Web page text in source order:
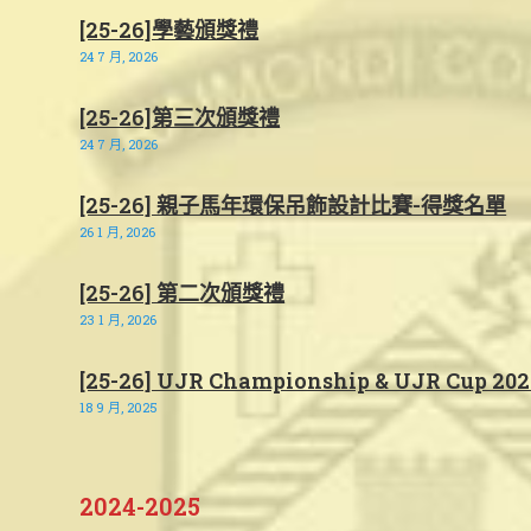
[25-26]學藝頒獎禮
24 7 月, 2026
[25-26]第三次頒獎禮
24 7 月, 2026
[25-26] 親子馬年環保吊飾設計比賽-得獎名單
26 1 月, 2026
[25-26] 第二次頒獎禮
23 1 月, 2026
[25-26] UJR Championship & UJR Cup
18 9 月, 2025
2024-2025